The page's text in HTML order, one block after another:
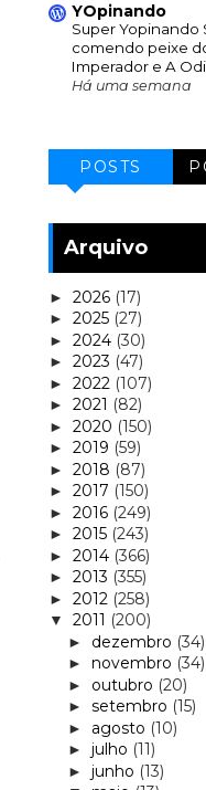
YOpinando
Super Yopinando
comendo peixe
Imperador e A
Há uma semana
POSTS
Arquivo
► 2026 (17)
► 2025 (27)
► 2024 (30)
► 2023 (47)
► 2022 (107)
► 2021 (82)
► 2020 (150)
► 2019 (59)
► 2018 (87)
► 2017 (150)
► 2016 (249)
► 2015 (243)
► 2014 (366)
► 2013 (355)
► 2012 (258)
▼ 2011 (200)
► dezembro (34)
► novembro (34)
► outubro (20)
► setembro (15)
► agosto (10)
► julho (11)
► junho (13)